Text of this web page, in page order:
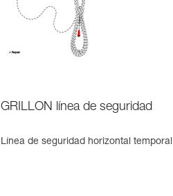
GRILLON línea de seguridad
Línea de seguridad horizontal temporal